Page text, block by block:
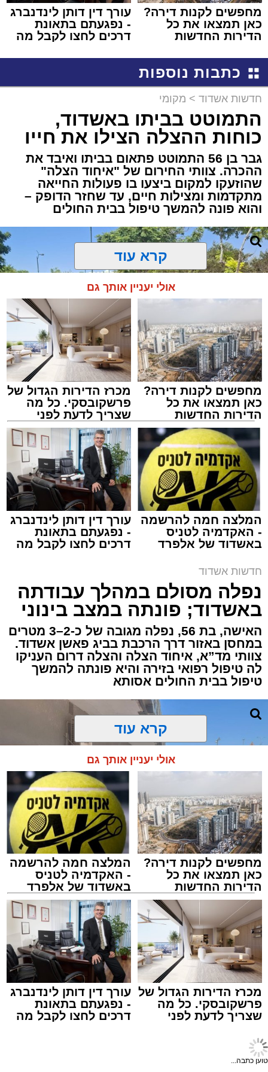
מחפשים לקנות דירה?
כאן תמצאו את כל
הדירות החדשות
עורך דין דותן לינדנברג
- נפגעתם בתאונת
דרכים לחצו לקבל מה
כתבות נוספות
חדשות אשדוד > מקומי
התמוטט בביתו באשדוד,
כוחות ההצלה הצילו את חייו
גבר בן 56 התמוטט פתאום בביתו ואיבד את
ההכרה. צוותי החירום של "איחוד הצלה"
שהוזעקו למקום ביצעו בו פעולות החייאה
מתקדמות ומצילות חיים, עד שחזר הדופק –
והוא פונה להמשך טיפול בבית החולים
צילום: דוברות איחוד הצלה
מערכת האתר / 15:39 07.08.26
תגים:איחוד הצלה, אשדוד , הצלה
אירוע דרמטי הסתיים בנס רפואי באשדוד, לאחר
שגבר בן 56 התמוטט בביתו שבאחד הרחובות
ברובע י"א בעיר, כתוצאה מאירוע פתאומי שגרם
להפסקת פעילות ליבו.
למקום הוזעקו מיד צוותי רפואה ומתנדבים של
ארגון "איחוד הצלה". החובשים והפרמדיקים
שהגיעו לזירה הבחינו כי הגבר ללא דופק וללא
הכרה, ופתחו מיידית בפעולות החייאה מתקדמות,
הכוללות עיסויי לב ושימוש במפעם (דפיברילטור).
בזכות התושייה והפעילות המהירה והמקצועית של
הצוותים בשטח, ליבו של הגבר שב לפעום.
לאחר ייצוב מצבו הראשוני, הוא פונה באמבולנס
לבית חולים להמשך קבלת טיפול רפואי כשמצבו
מוגדר יציב.
מעוניינים להגיב? לדווח ? צרו איתנו קשר במייל -
ASHDODS@ISNET.CO.IL
קרא עוד
אולי יעניין אותך גם
מחפשים לקנות דירה?
כאן תמצאו את כל
הדירות החדשות
למכירה באשדוד >>>
מכרז הדירות הגדול של
פרשקובסקי. כל מה
שצריך לדעת לפני
שמגישים הצעה לדירה
באשדוד
המלצה חמה להרשמה
- האקדמיה לטניס
באשדוד של אלפרד
עורך דין דותן לינדנברג
- נפגעתם בתאונת
דרכים לחצו לקבל מה
חדשות אשדוד
נפלה מסולם במהלך עבודתה
באשדוד; פונתה במצב בינוני
האישה, בת 56, נפלה מגובה של כ-2–3 מטרים
במחסן באזור דרך הרכבת בביג פאשן אשדוד.
צוותי מד”א, איחוד הצלה והצלה דרום העניקו
לה טיפול רפואי בזירה והיא פונתה להמשך
טיפול בבית החולים אסותא
צילום: דוברות איחוד הצלה
עופר אשטוקר / 15:32 07.08.26
תגים: תאונת עבודה באשדוד
לאחר שנפלה מסולם במהלך עבודתה במחסן
קרא עוד
אולי יעניין אותך גם
מחפשים לקנות דירה?
כאן תמצאו את כל
הדירות החדשות
למכירה באשדוד >>>
המלצה חמה להרשמה
- האקדמיה לטניס
באשדוד של אלפרד
קריאולנסקי - לילדים
מכרז הדירות הגדול של
פרשקובסקי. כל מה
שצריך לדעת לפני
באשדוד
עורך דין דותן לינדנברג
- נפגעתם בתאונת
דרכים לחצו לקבל מה
חדשות אשדוד
צפו ברגעי האימה: הנהג